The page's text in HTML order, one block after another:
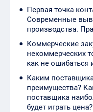
Первая точка
Современные
производства.
Коммерческие
некоммерческих
как не ошибаться
Каким
преимущества?
поставщика
будет играть цена?